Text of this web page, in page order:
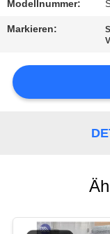
BITTE UM
EIN
SITEMAP
Modellnummer:
Markieren: